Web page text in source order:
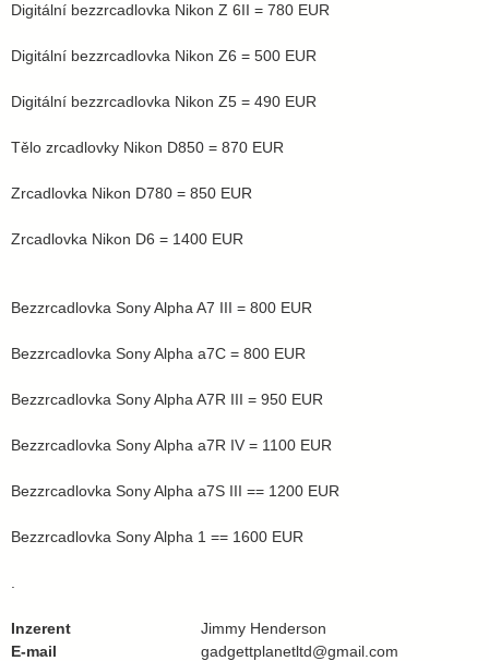
Digitální bezzrcadlovka Nikon Z 6II = 780 EUR
Digitální bezzrcadlovka Nikon Z6 = 500 EUR
Digitální bezzrcadlovka Nikon Z5 = 490 EUR
Tělo zrcadlovky Nikon D850 = 870 EUR
Zrcadlovka Nikon D780 = 850 EUR
Zrcadlovka Nikon D6 = 1400 EUR
Bezzrcadlovka Sony Alpha A7 III = 800 EUR
Bezzrcadlovka Sony Alpha a7C = 800 EUR
Bezzrcadlovka Sony Alpha A7R III = 950 EUR
Bezzrcadlovka Sony Alpha a7R IV = 1100 EUR
Bezzrcadlovka Sony Alpha a7S III == 1200 EUR
Bezzrcadlovka Sony Alpha 1 == 1600 EUR
Inzerent
Jimmy Henderson
E-mail
gadgettplanetltd@gmail.com